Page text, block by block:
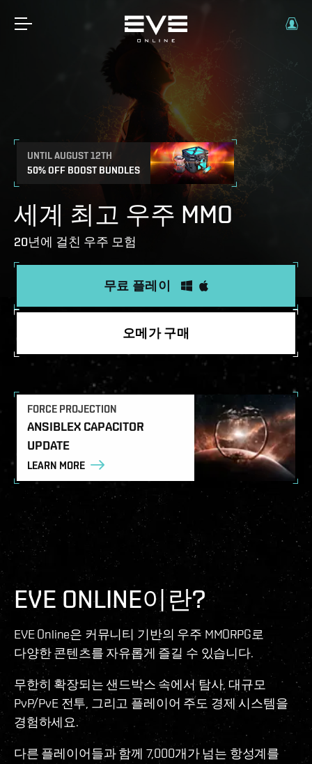
UNTIL AUGUST 12TH
50% OFF BOOST BUNDLES
세계 최고 우주 MMO
20년에 걸친 우주 모험
무료 플레이
오메가 구매
FORCE PROJECTION
ANSIBLEX CAPACITOR
UPDATE
LEARN MORE
EVE ONLINE이란?
EVE Online은 커뮤니티 기반의 우주 MMORPG로
다양한 콘텐츠를 자유롭게 즐길 수 있습니다.
무한히 확장되는 샌드박스 속에서 탐사, 대규모
PvP/PvE 전투, 그리고 플레이어 주도 경제 시스템을
경험하세요.
다른 플레이어들과 함께 7,000개가 넘는 항성계를